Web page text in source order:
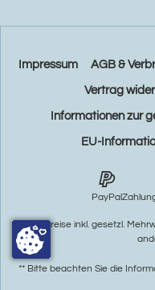
Impressum AGB &
Vertrag
Informationen zur
EU-
PayPal
* Alle Preise inkl. gesetzl.
** Bitte beachten Sie die